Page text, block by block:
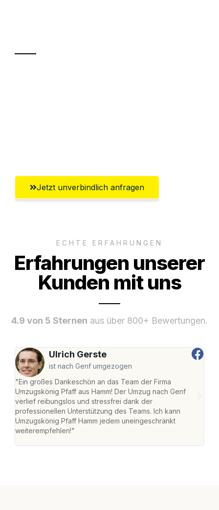
Jetzt unverbindlich anfragen
ECHTE ERFAHRUNGEN
Erfahrungen unserer
Kunden mit uns
4.9 von 5 Sternen aus über 800+ Bewertungen.
Ulrich Gerste
ist nach Genf umgezogen
"Ein großes Dankeschön an das Team der Firma
Umzugskönig Pfaff aus Hamm! Der Umzug nach Genf
verlief reibungslos und stressfrei dank der
professionellen Unterstützung des Teams. Ich kann
Umzugskönig Pfaff Hamm jedem uneingeschränkt
weiterempfehlen!"